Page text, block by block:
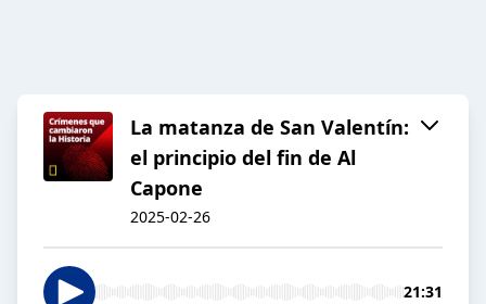
La matanza de San Valentín:
el principio del fin de Al
Capone
2025-02-26
21:31